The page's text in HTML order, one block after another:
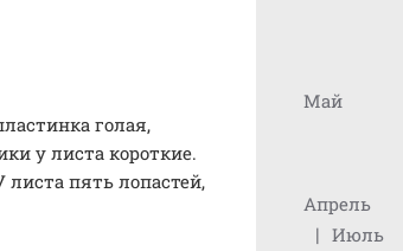
голая,
у листа короткие.
листа пять лопастей,
Май
Апрель
| Июль